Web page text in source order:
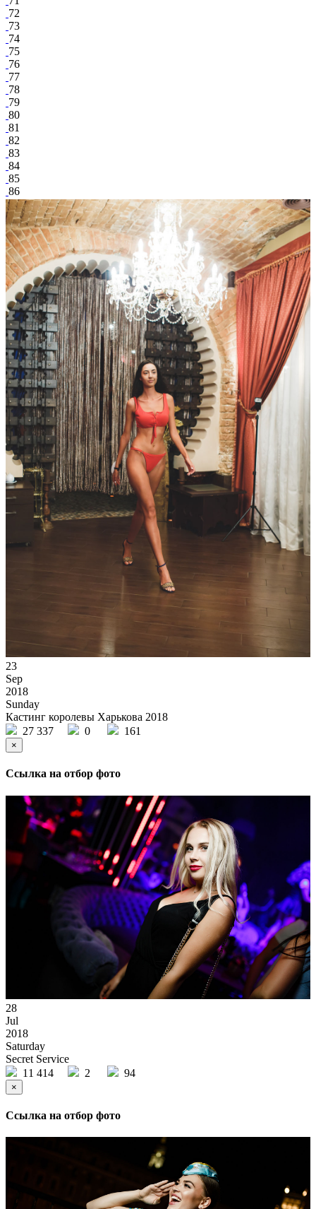
72
73
74
75
76
77
78
79
80
81
82
83
84
85
86
87
88
89
90
91
92
Дмитрий Яриш
share
Facebook
Вконтакте
4 150
0
92
328
Panorama Lounge/ other events
23
Sep
2018
Sunday
Кастинг королевы Харькова 2018
27 337
0 161
×
Ссылка на отбор фото
28
Jul
2018
Saturday
Secret Service
11 414
2 94
×
Ссылка на отбор фото